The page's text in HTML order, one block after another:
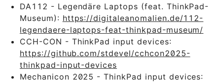
DA112 - Legendäre Laptops (feat. ThinkPad-
Museum): https://digitaleanomalien.de/112-
legendaere-laptops-feat-thinkpad-museum/
CCH-CON - ThinkPad input devices:
https://github.com/stdevel/cchcon2025-
thinkpad-input-devices
Mechanicon 2025 - ThinkPad input devices: